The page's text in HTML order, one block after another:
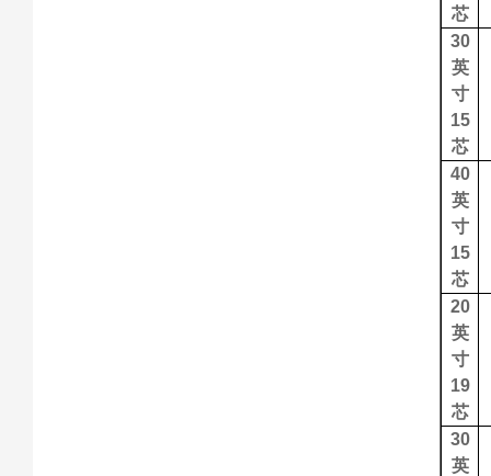
芯
30
英
寸
15
芯
40
英
寸
15
芯
20
英
寸
19
芯
30
英